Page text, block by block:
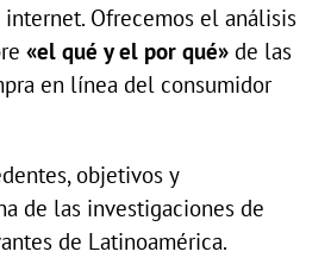
Ofrecemos el análisis
«el qué y el por qué» de las
en línea del consumidor
objetivos y
de las investigaciones de
de Latinoamérica.